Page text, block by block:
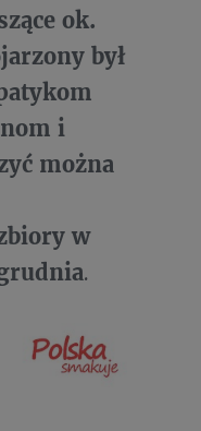
ok.
był
i
można
w
.